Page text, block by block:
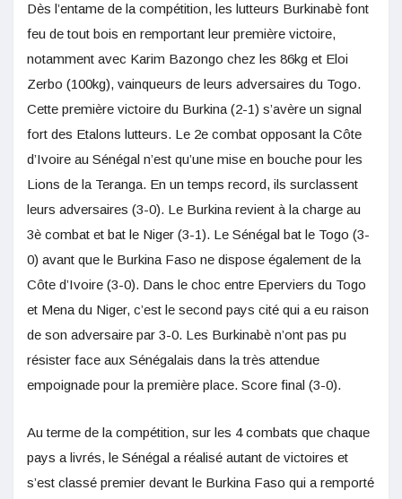
Dès l’entame de la compétition, les lutteurs Burkinabè font
feu de tout bois en remportant leur première victoire,
notamment avec Karim Bazongo chez les 86kg et Eloi
Zerbo (100kg), vainqueurs de leurs adversaires du Togo.
Cette première victoire du Burkina (2-1) s’avère un signal
fort des Etalons lutteurs. Le 2e combat opposant la Côte
d’Ivoire au Sénégal n’est qu’une mise en bouche pour les
Lions de la Teranga. En un temps record, ils surclassent
leurs adversaires (3-0). Le Burkina revient à la charge au
3è combat et bat le Niger (3-1). Le Sénégal bat le Togo (3-
0) avant que le Burkina Faso ne dispose également de la
Côte d’Ivoire (3-0). Dans le choc entre Eperviers du Togo
et Mena du Niger, c’est le second pays cité qui a eu raison
de son adversaire par 3-0. Les Burkinabè n’ont pas pu
résister face aux Sénégalais dans la très attendue
empoignade pour la première place. Score final (3-0).
Au terme de la compétition, sur les 4 combats que chaque
pays a livrés, le Sénégal a réalisé autant de victoires et
s’est classé premier devant le Burkina Faso qui a remporté